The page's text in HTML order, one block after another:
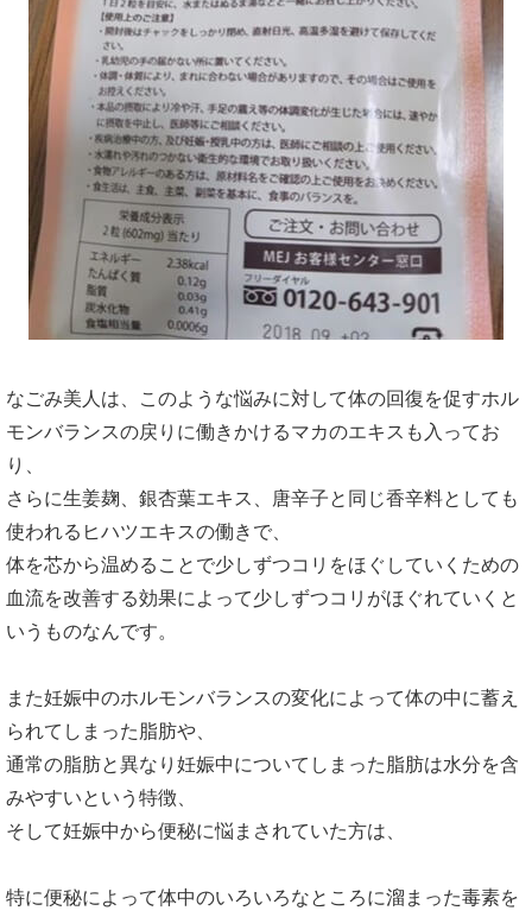
なごみ美人は、このような悩みに対して体の回復を促すホル
モンバランスの戻りに働きかけるマカのエキスも入ってお
り、
さらに生姜麹、銀杏葉エキス、唐辛子と同じ香辛料としても
使われるヒハツエキスの働きで、
体を芯から温めることで少しずつコリをほぐしていくための
血流を改善する効果によって少しずつコリがほぐれていくと
いうものなんです。
また妊娠中のホルモンバランスの変化によって体の中に蓄え
られてしまった脂肪や、
通常の脂肪と異なり妊娠中についてしまった脂肪は水分を含
みやすいという特徴、
そして妊娠中から便秘に悩まされていた方は、
特に便秘によって体中のいろいろなところに溜まった毒素を